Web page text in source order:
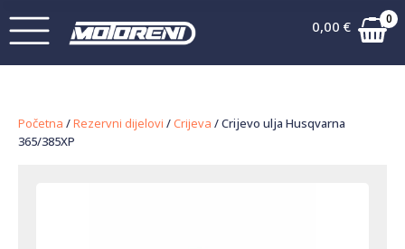
0,00 € 0
Početna /Rezervni dijelovi / Crijeva / Crijevo ulja Husqvarna
365/385XP